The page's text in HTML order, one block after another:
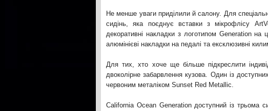
Не менше уваги приділили й салону. Для
сидінь, яка поєднує вставки з мікрофлісу
декоративні накладки з логотипом Generation на
алюмінієві накладки на педалі та ексклюзивні
Для тих, хто хоче ще більше підкреслити
двоколірне забарвлення кузова. Один із
червоним металіком Sunset Red Metallic.
California Ocean Generation доступний із трьома